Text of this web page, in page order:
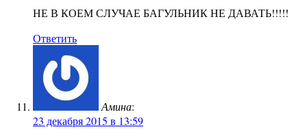
НЕ В КОЕМ СЛУЧАЕ БАГУЛЬНИК НЕ ДАВАТЬ!!!!!
Ответить
Амина:
23 декабря 2015 в 13:59